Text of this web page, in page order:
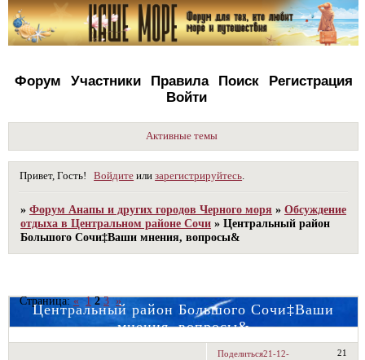
Форум Участники Правила Поиск
Регистрация
Войти
Активные темы
Привет, Гость! Войдите илизарегистрируйтесь
»Форум Анапы и других городов Черного моря »Обсуждение
отдыха в Центральном районе Сочи »Центральный район
Большого Сочи‡Ваши мнения, вопросы&
Центральный район Большого Сочи‡Ваши
мнения, вопросы&
Страница:« 1 2 3 »
Поделиться 21
21-12-